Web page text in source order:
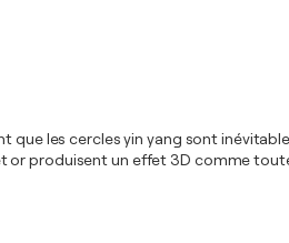
les cercles yin yang sont
produisent un effet 3D comme